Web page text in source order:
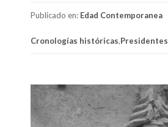
e
c
e
P
Publicado en: Edad Contemporanea
Cronologías históricas,Presidentes